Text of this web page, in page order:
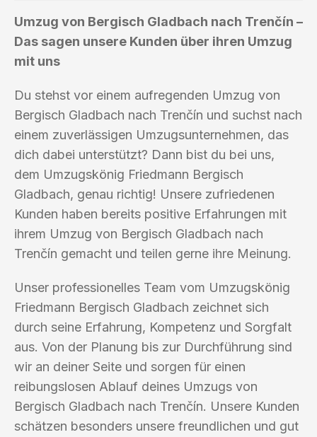
Umzug von Bergisch Gladbach nach Trenčín –
Das sagen unsere Kunden über ihren Umzug
mit uns
Du stehst vor einem aufregenden Umzug von
Bergisch Gladbach nach Trenčín und suchst nach
einem zuverlässigen Umzugsunternehmen, das
dich dabei unterstützt? Dann bist du bei uns,
dem Umzugskönig Friedmann Bergisch
Gladbach, genau richtig! Unsere zufriedenen
Kunden haben bereits positive Erfahrungen mit
ihrem Umzug von Bergisch Gladbach nach
Trenčín gemacht und teilen gerne ihre Meinung.
Unser professionelles Team vom Umzugskönig
Friedmann Bergisch Gladbach zeichnet sich
durch seine Erfahrung, Kompetenz und Sorgfalt
aus. Von der Planung bis zur Durchführung sind
wir an deiner Seite und sorgen für einen
reibungslosen Ablauf deines Umzugs von
Bergisch Gladbach nach Trenčín. Unsere Kunden
schätzen besonders unsere freundlichen und gut